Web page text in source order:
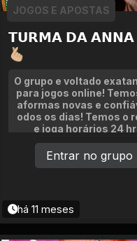
𝗧𝗨𝗥𝗠𝗔 𝗗𝗔 𝗔𝗡𝗡𝗔
🫰🏼
JOGOS E APOSTAS
O grupo e voltado
para jogos online!
aformas novas e
odos os dias! Temos o
e joga horários 24
há 11 meses
Entrar no grupo